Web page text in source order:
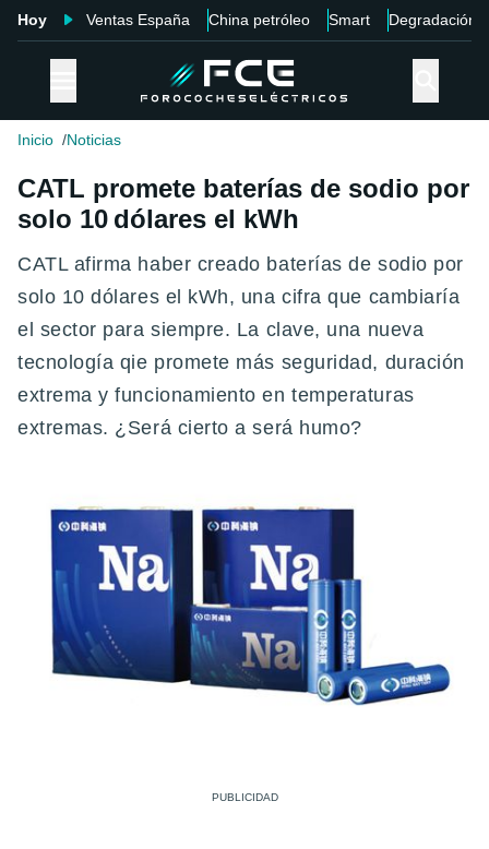
Hoy Ventas España China petróleo Smart Degradación
Inicio Noticias
CATL promete baterías de sodio por
solo 10 dólares el kWh
CATL afirma haber creado baterías de sodio por
solo 10 dólares el kWh, una cifra que cambiaría
el sector para siempre. La clave, una nueva
tecnología qie promete más seguridad, duración
extrema y funcionamiento en temperaturas
extremas. ¿Será cierto a será humo?